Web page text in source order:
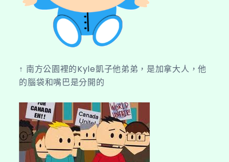
↑ 南方公園裡的Kyle凱子他弟弟，是加拿大人，他
的腦袋和嘴巴是分開的